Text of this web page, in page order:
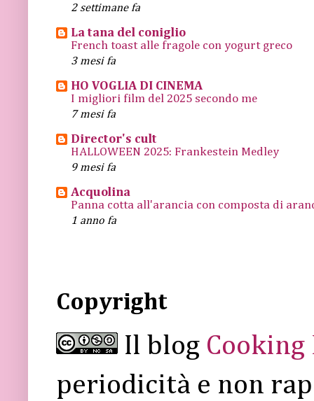
2 settimane fa
La tana del coniglio
French toast alle fragole con yogurt greco
3 mesi fa
HO VOGLIA DI CINEMA
I migliori film del 2025 secondo me
7 mesi fa
Director's cult
HALLOWEEN 2025: Frankestein Medley
9 mesi fa
Acquolina
Panna cotta all'arancia con composta di
1 anno fa
Copyright
Il blog Cooking
periodicità e non